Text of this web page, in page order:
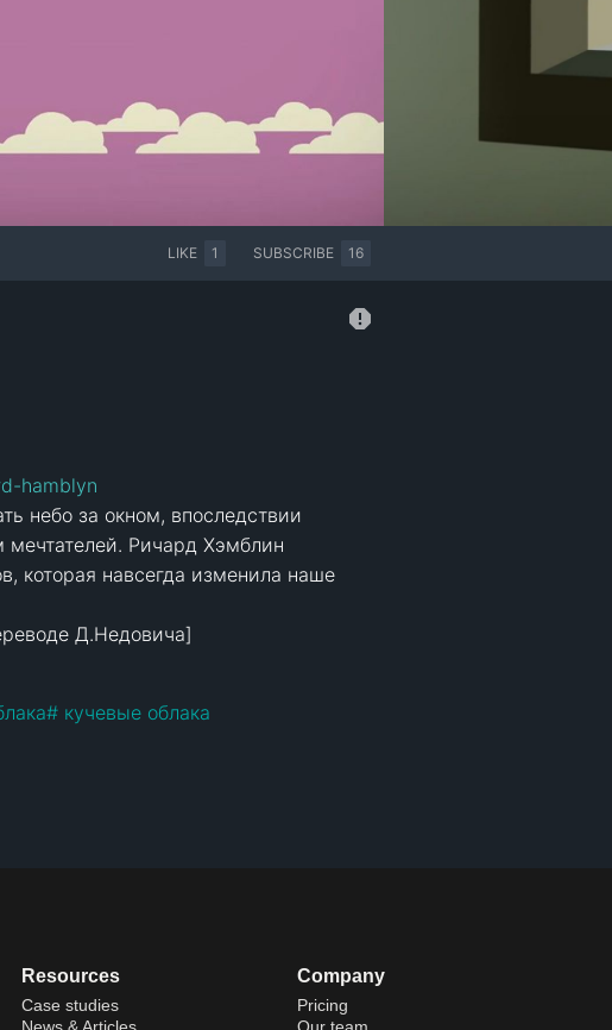
LIKE 1 SUBSCRIBE 16
hamblyn
небо за окном, впоследствии
мечтателей. Ричард Хэмблин
которая навсегда изменила наше
Д.Недовича]
# кучевые облака
Resources
Case studies
News & Articles
Company
Pricing
Our team